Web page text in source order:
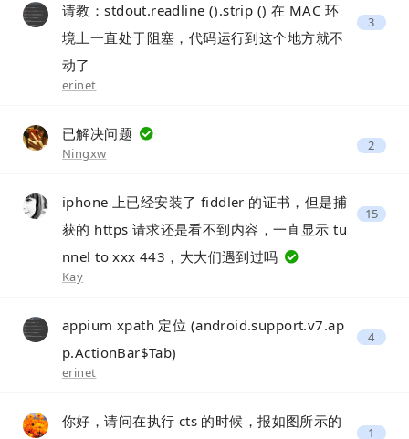
请教：stdout.readline ().strip () 在 MAC 环
境上一直处于阻塞，代码运行到这个地方就不
动了
erinet
3
已解决问题
Ningxw 2
iphone 上已经安装了 fiddler 的证书，但是捕
获的 https 请求还是看不到内容，一直显示 tu
nnel to xxx 443，大大们遇到过吗
Kay
15
appium xpath 定位 (android.support.v7.ap
p.ActionBar$Tab)
erinet
4
你好，请问在执行 cts 的时候，报如图所示的
1